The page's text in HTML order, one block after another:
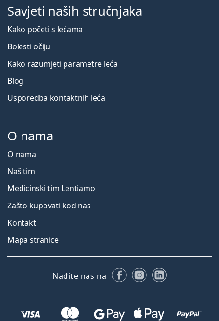
Savjeti naših stručnjaka
Kako početi s lećama
Bolesti očiju
Kako razumjeti parametre leća
Blog
Usporedba kontaktnih leća
O nama
O nama
Naš tim
Medicinski tim Lentiamo
Zašto kupovati kod nas
Kontakt
Mapa stranice
Nađite nas na FacebookuInstagramu
LinkedIn